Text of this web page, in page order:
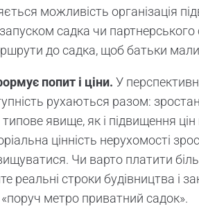
можливість організація
садка чи партнерського
до садка, щоб батьки мали
попит і ціни. У
рухаються разом:
явище, як і підвищення
цінність нерухомості
Чи варто платити
реальні строки будівництва і
метро приватний садок».